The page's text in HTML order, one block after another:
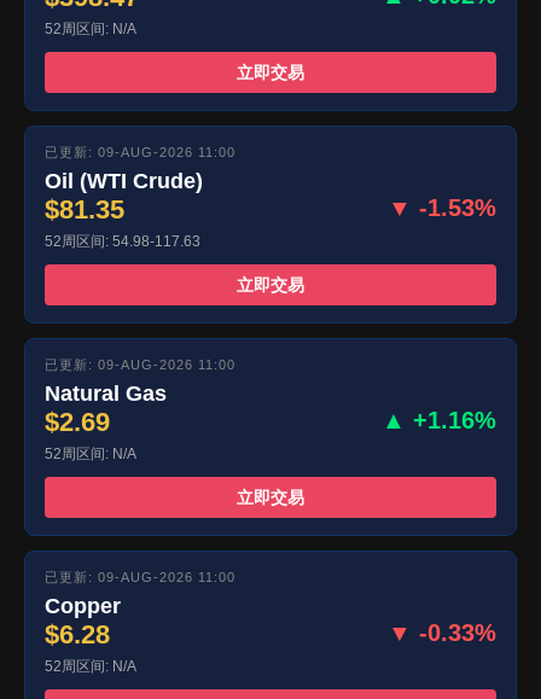
52周区间: N/A
立即交易
已更新: 09-AUG-2026 11:00
Oil (WTI Crude)
$81.35 ▼ -1.53%
52周区间: 54.98-117.63
立即交易
已更新: 09-AUG-2026 11:00
Natural Gas
$2.69 ▲ +1.16%
52周区间: N/A
立即交易
已更新: 09-AUG-2026 11:00
Copper
$6.28 ▼ -0.33%
52周区间: N/A